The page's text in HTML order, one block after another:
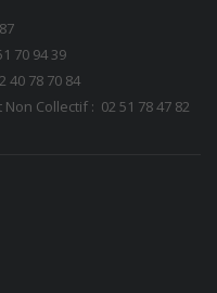
70 94 39
40 78 70 84
Collectif : 02 51 7847 82